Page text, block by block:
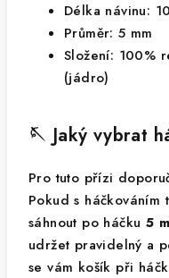
Délka návinu:
Průměr: 5 mm
Složení: 100%
(jádro)
🪡 Jaký vybrat
Pro tuto přízi
Pokud s
sáhnout po háčku 5
udržet pravidelný a
se vám košík při